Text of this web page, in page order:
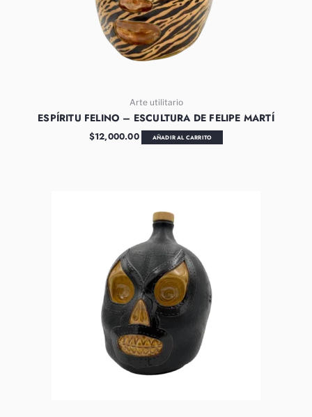
Arte utilitario
ESPÍRITU FELINO – ESCULTURA DE FELIPE MARTÍ
$12,000.00 AÑADIR AL CARRITO